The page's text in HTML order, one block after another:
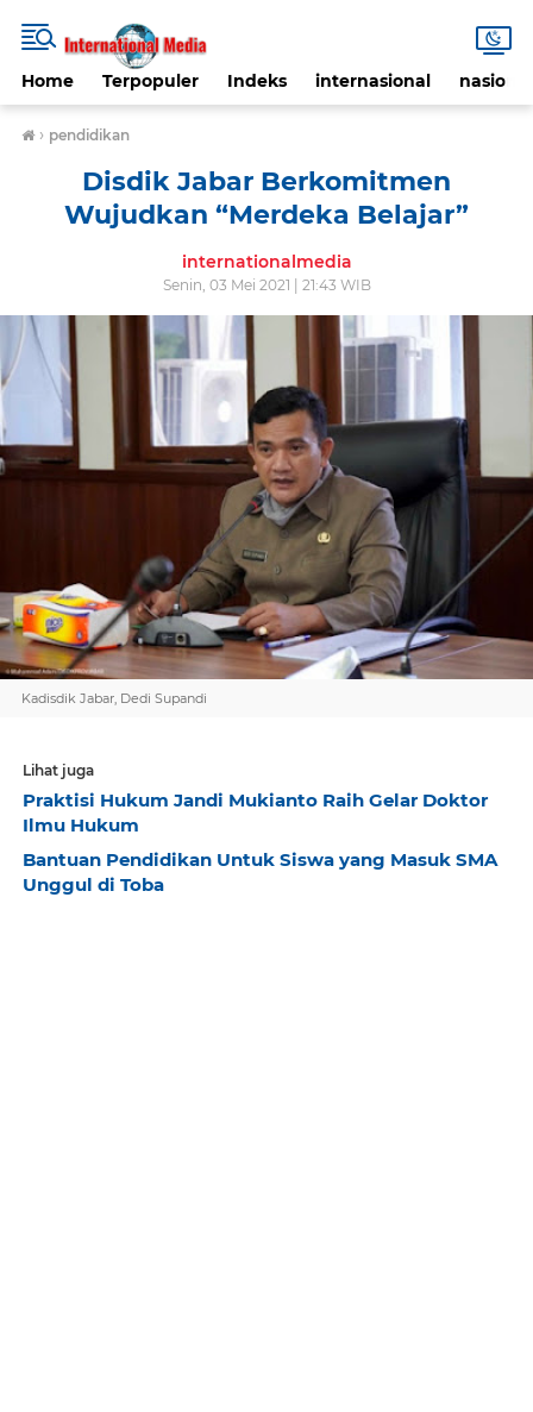
Home Terpopuler Indeks internasional nasional
› pendidikan
Disdik Jabar Berkomitmen
Wujudkan “Merdeka Belajar”
internationalmedia
Senin, 03 Mei 2021 | 21:43 WIB
Kadisdik Jabar, Dedi Supandi
Lihat juga
Praktisi Hukum Jandi Mukianto Raih Gelar Doktor
Ilmu Hukum
Bantuan Pendidikan Untuk Siswa yang Masuk SMA
Unggul di Toba